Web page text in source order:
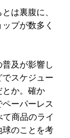
は裏腹に、
プが数多く
及が影響し
スケジュー
とか。確か
ーパーレス
商品のライ
球のことを考